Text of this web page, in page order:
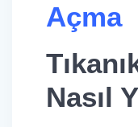
Açma
Nasıl